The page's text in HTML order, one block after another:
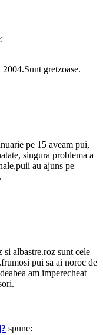
gretzoase.
pe 15 aveam pui,
singura problema a
au ajuns pe
si albastre.roz sunt cele
pui sa ai noroc de
am imperecheat
spune: